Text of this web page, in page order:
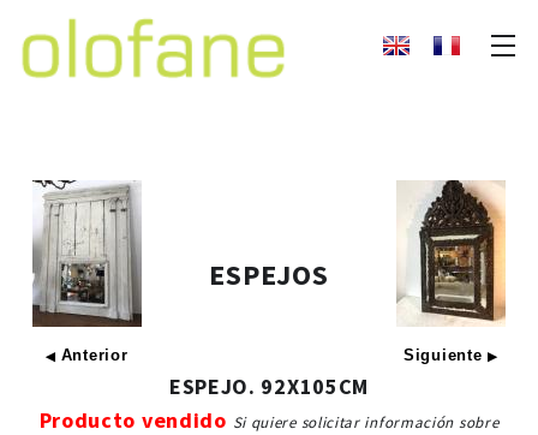
◀ Anterior
ESPEJOS
Siguiente▶
ESPEJO. 92X105CM
Producto vendido Si quiere solicitar información sobre